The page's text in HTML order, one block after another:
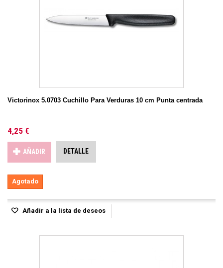
Victorinox 5.0703 Cuchillo Para Verduras 10 cm Punta centrada
4,25 €
AÑADIR DETALLE
Agotado
Añadir a la lista de deseos